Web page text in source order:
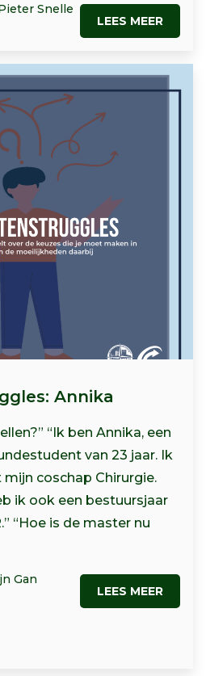
Snelle
LEES MEER
Annika
“Ik ben Annika, een
van 23 jaar. Ik
coschap Chirurgie.
ik ook een bestuursjaar
“Hoe is de master nu
Gan
LEES MEER